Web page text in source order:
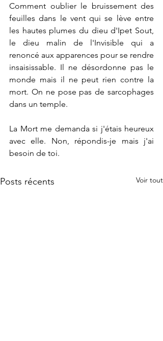
Comment oublier le bruissement des
feuilles dans le vent qui se lève entre
les hautes plumes du dieu d'Ipet Sout,
le dieu malin de l'Invisible qui a
renoncé aux apparences pour se rendre
insaisissable. Il ne désordonne pas le
monde mais il ne peut rien contre la
mort. On ne pose pas de sarcophages
dans un temple.
La Mort me demanda si j'étais heureux
avec elle. Non, répondis-je mais j'ai
besoin de toi.
Posts récents Voir tout